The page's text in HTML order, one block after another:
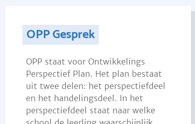
OPP Gesprek
OPP staat voor Ontwikkelings
Perspectief Plan. Het plan bestaat
uit twee delen: het perspectiefdeel
en het handelingsdeel. In het
perspectiefdeel staat naar welke